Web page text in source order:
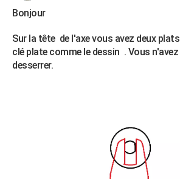
Bonjour
Sur la tête de l'axe vous avez deux
clé plate comme le dessin . Vous
desserrer.